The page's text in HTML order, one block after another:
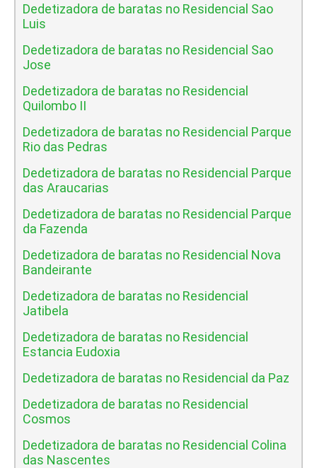
Dedetizadora de baratas no Residencial Sao
Luis
Dedetizadora de baratas no Residencial Sao
Jose
Dedetizadora de baratas no Residencial
Quilombo II
Dedetizadora de baratas no Residencial Parque
Rio das Pedras
Dedetizadora de baratas no Residencial Parque
das Araucarias
Dedetizadora de baratas no Residencial Parque
da Fazenda
Dedetizadora de baratas no Residencial Nova
Bandeirante
Dedetizadora de baratas no Residencial
Jatibela
Dedetizadora de baratas no Residencial
Estancia Eudoxia
Dedetizadora de baratas no Residencial da Paz
Dedetizadora de baratas no Residencial
Cosmos
Dedetizadora de baratas no Residencial Colina
das Nascentes